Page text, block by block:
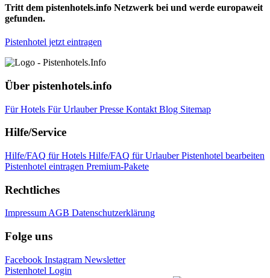
Tritt dem pistenhotels.info Netzwerk bei und werde europaweit
gefunden.
Pistenhotel jetzt eintragen
Über pistenhotels.info
Für Hotels Für UrlauberPresse Kontakt Blog Sitemap
Hilfe/Service
Hilfe/FAQ für Hotels Hilfe/FAQ für UrlauberPistenhotel bearbeiten
Pistenhotel eintragen Premium-Pakete
Rechtliches
ImpressumAGB Datenschutzerklärung
Folge uns
Facebook Instagram Newsletter
Pistenhotel Login